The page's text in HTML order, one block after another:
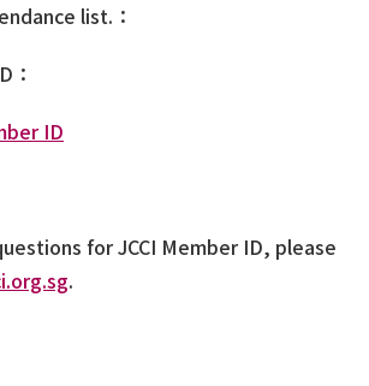
list.：
：
ID
for JCCI Member ID, please
.